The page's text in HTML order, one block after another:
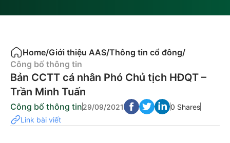
Home/Giới thiệu AAS/Thông tin cổ đông/
Công bố thông tin
Bản CCTT cá nhân Phó Chủ tịch HĐQT –
Trần Minh Tuấn
Công bố thông tin29/09/2021
0 Shares
Link bài viết